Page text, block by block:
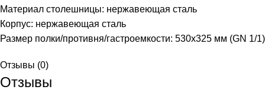
Материал столешницы: нержавеющая сталь
Корпус: нержавеющая сталь
Размер полки/противня/гастроемкости: 530х325 мм (GN 1/1)
Отзывы (0)
Отзывы